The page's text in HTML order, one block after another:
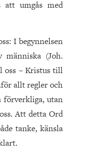
umgås med
I begynnelsen
(Joh.
oss – Kristus till
allt regler och
förverkliga, utan
Att detta Ord
tanke, känsla